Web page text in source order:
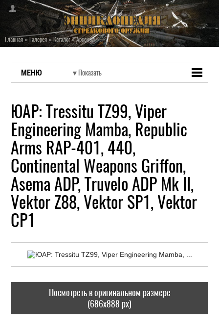
Главная»Галерея»Каталог»Арсенал
МЕНЮ
ЮАР: Tressitu TZ99, Viper
Engineering Mamba, Republic
Arms RAP-401, 440,
Continental Weapons Griffon,
Asema ADP, Truvelo ADP Mk II,
Vektor Z88, Vektor SP1, Vektor
CP1
Посмотреть в оригинальном размере
(686x888 px)